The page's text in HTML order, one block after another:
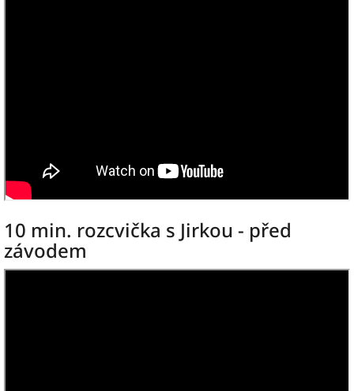
10 min. rozcvička s Jirkou - před
závodem